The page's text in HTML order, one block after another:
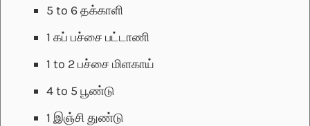
5 to 6தக்காளி
1 கப் பச்சை பட்டாணி
1 to 2பச்சை மிளகாய்
4 to 5 பூண்டு
1 இஞ்சி துண்டு